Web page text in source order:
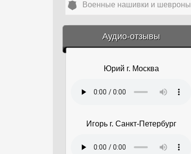
Военные нашивки и шевроны
Аудио-отзывы
&amp;nbsp;
Юрий г. Москва
Игорь г. Санкт-Петербург